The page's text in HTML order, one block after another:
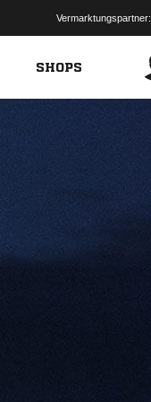
Vermarktungspartner:
SHOPS